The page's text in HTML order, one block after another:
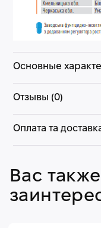
Основные
Отзывы (0)
Оплата та
Вас